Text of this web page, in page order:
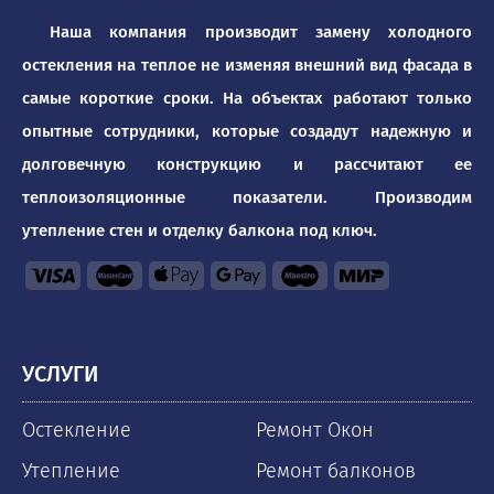
Наша компания производит замену холодного
остекления на теплое не изменяя внешний вид фасада в
самые короткие сроки. На объектах работают только
опытные сотрудники, которые создадут надежную и
долговечную конструкцию и рассчитают ее
теплоизоляционные показатели. Производим
утепление стен и отделку балкона под ключ.
УСЛУГИ
Остекление
Утепление
Ремонт Окон
Ремонт балконов